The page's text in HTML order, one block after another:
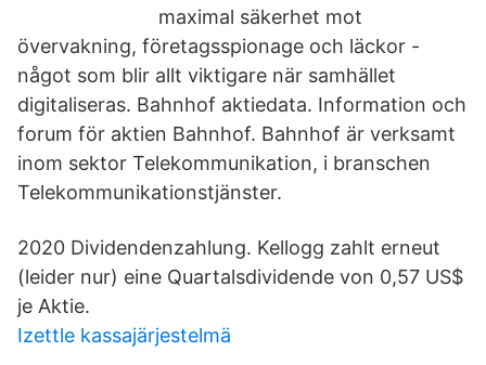
maximal säkerhet mot
övervakning, företagsspionage och läckor -
något som blir allt viktigare när samhället
digitaliseras. Bahnhof aktiedata. Information och
forum för aktien Bahnhof. Bahnhof är verksamt
inom sektor Telekommunikation, i branschen
Telekommunikationstjänster.
2020 Dividendenzahlung. Kellogg zahlt erneut
(leider nur) eine Quartalsdividende von 0,57 US$
je Aktie.
Izettle kassajärjestelmä